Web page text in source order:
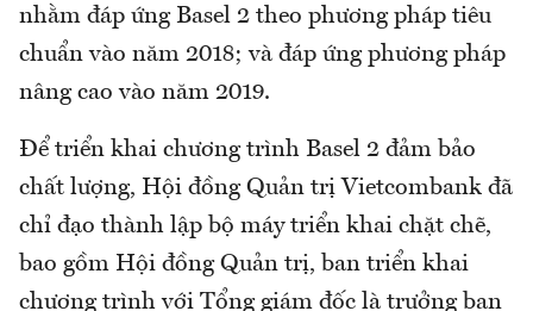
nhằm đáp ứng Basel 2 theo phương pháp tiêu
chuẩn vào năm 2018; và đáp ứng phương pháp
nâng cao vào năm 2019.
Để triển khai chương trình Basel 2 đảm bảo
chất lượng, Hội đồng Quản trị Vietcombank đã
chỉ đạo thành lập bộ máy triển khai chặt chẽ,
bao gồm Hội đồng Quản trị, ban triển khai
chương trình với Tổng giám đốc là trưởng ban